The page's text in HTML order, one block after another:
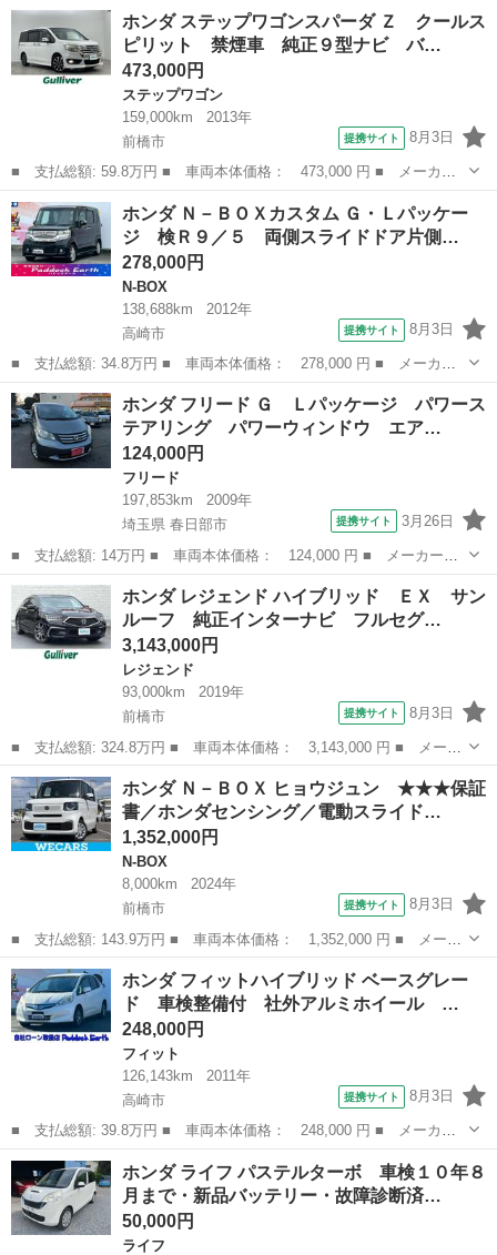
ンダセンシング ★★★新品タイヤ／保証書／ディスプレイオーディ
オ／ホン...
群馬 前橋市 N-WGN
ホンダ ステップワゴンスパーダ Ｚ クールス
ピリット 禁煙車 純正９型ナビ バ…
473,000円
ステップワゴン
159,000km
2013年
前橋市
提携サイト 8月3日
■ 支払総額: 59.8万円 ■ 車両本体価格： 473,000 円 ■ メーカー
名： ホンダ ■ 車種名： ステップワゴンスパーダ ■ グレード
名： Ｚ クールスピリット 禁煙車 純正９型ナビ バックカメ
ラ ＥＴＣ クル...
群馬 前橋市 ステップワゴン
ホンダ Ｎ－ＢＯＸカスタム Ｇ・Ｌパッケー
ジ 検Ｒ９／５ 両側スライドドア片側…
278,000円
N-BOX
138,688km
2012年
高崎市
提携サイト 8月3日
■ 支払総額: 34.8万円 ■ 車両本体価格： 278,000 円 ■ メーカー
名： ホンダ ■ 車種名： Ｎ－ＢＯＸカスタム ■ グレード名：
Ｇ・Ｌパッケージ 検Ｒ９／５ 両側スライドドア片側電動スライド
ドア プッシ...
群馬 高崎市 N-BOX
ホンダ フリード Ｇ Ｌパッケージ パワース
テアリング パワーウィンドウ エア…
124,000円
フリード
197,853km
2009年
埼玉県 春日部市
提携サイト 3月26日
■ 支払総額: 14万円 ■ 車両本体価格： 124,000 円 ■ メーカー
名： ホンダ ■ 車種名： フリード ■ グレード名： Ｇ Ｌパッ
ケージ パワーステアリング パワーウィンドウ エアバッグ オー
トエアコン キー...
埼玉 春日部市 フリード
ホンダ レジェンド ハイブリッド ＥＸ サン
ルーフ 純正インターナビ フルセグ…
3,143,000円
レジェンド
93,000km
2019年
前橋市
提携サイト 8月3日
■ 支払総額: 324.8万円 ■ 車両本体価格： 3,143,000 円 ■ メーカ
ー名： ホンダ ■ 車種名： レジェンド ■ グレード名： ハイブ
リッド ＥＸ サンルーフ 純正インターナビ フルセグＴＶ Ｂｌ
ｕｅｔｏ...
群馬 前橋市 レジェンド
ホンダ Ｎ－ＢＯＸ ヒョウジュン ★★★保証
書／ホンダセンシング／電動スライド…
1,352,000円
N-BOX
8,000km
2024年
前橋市
提携サイト 8月3日
■ 支払総額: 143.9万円 ■ 車両本体価格： 1,352,000 円 ■ メーカ
ー名： ホンダ ■ 車種名： Ｎ－ＢＯＸ ■ グレード名： ヒョウ
ジュン ★★★保証書／ホンダセンシング／電動スライドドア／車線
逸脱防止...
群馬 前橋市 N-BOX
ホンダ フィットハイブリッド ベースグレー
ド 車検整備付 社外アルミホイール …
248,000円
フィット
126,143km
2011年
高崎市
提携サイト 8月3日
■ 支払総額: 39.8万円 ■ 車両本体価格： 248,000 円 ■ メーカー
名： ホンダ ■ 車種名： フィットハイブリッド ■ グレード
名： ベースグレード 車検整備付 社外アルミホイール キーレ
ス ＥＴＣ 社外ナ...
群馬 高崎市 フィット
ホンダ ライフ パステルターボ 車検１０年８
月まで・新品バッテリー・故障診断済…
50,000円
ライフ